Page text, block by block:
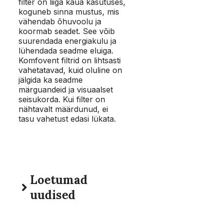
koguneb sinna mustus, mis
vähendab õhuvoolu ja
koormab seadet. See võib
suurendada energiakulu ja
lühendada seadme eluiga.
Komfovent filtrid on lihtsasti
vahetatavad, kuid oluline on
jälgida ka seadme
märguandeid ja visuaalset
seisukorda. Kui filter on
nähtavalt määrdunud, ei
tasu vahetust edasi lükata.
Loetumad
uudised